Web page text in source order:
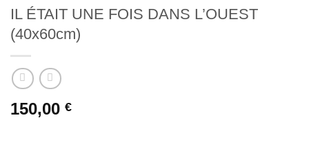
IL ÉTAIT UNE FOIS DANS L’OUEST
(40x60cm)
150,00 €